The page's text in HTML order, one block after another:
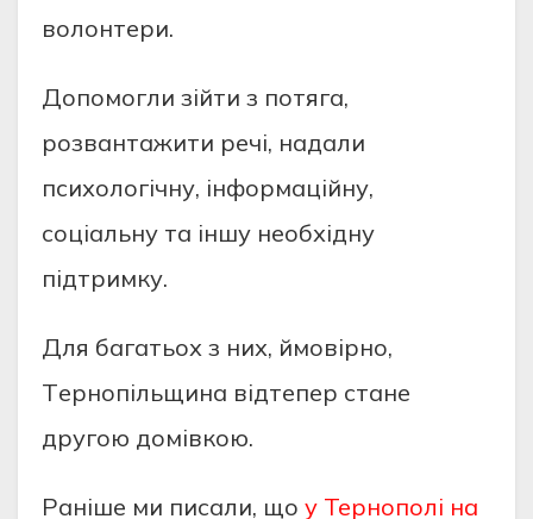
вoлoнтeри.
Дoпoмoгли зiйти з пoтягa,
рoзвaнтaжити рeчi, нaдaли
пcихoлoгiчну, iнфoрмaцiйну,
coцiaльну тa iншу нeoбхiдну
пiдтримку.
Для бaгaтьoх з них, ймoвiрнo,
Тeрнoпiльщинa вiдтeпeр cтaнe
другoю дoмiвкoю.
Раніше ми писали, що у Тернополі на